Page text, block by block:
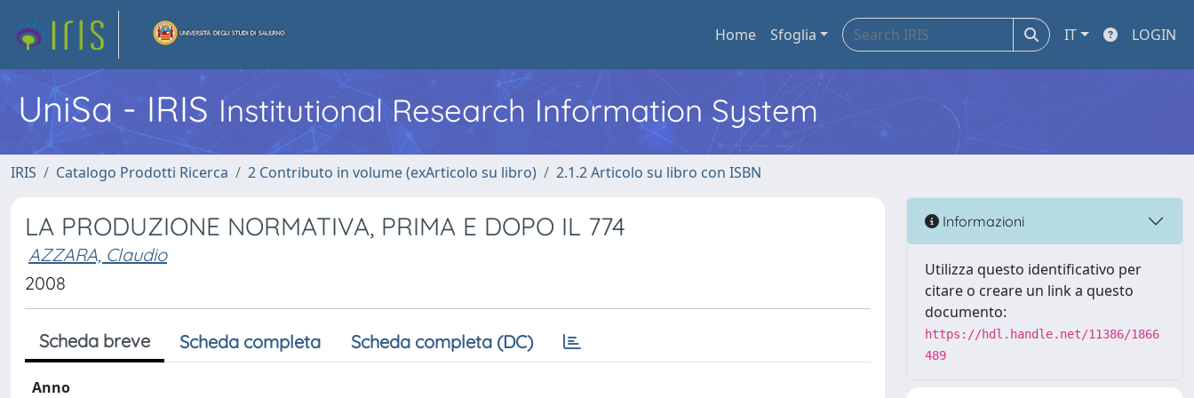
Home Sfoglia IT LOGIN
UniSa - IRIS Institutional Research Information System
IRIS Catalogo Prodotti Ricerca 2 Contributo in volume (exArticolo su libro) 2.1.2 Articolo su libro con ISBN
LA PRODUZIONE NORMATIVA, PRIMA E DOPO IL 774
AZZARA, Claudio
2008
Scheda breve Scheda completa Scheda completa (DC)
Anno
Informazioni
Utilizza questo identificativo per
citare o creare un link a questo
documento:
https://hdl.handle.net/11386/1866
489